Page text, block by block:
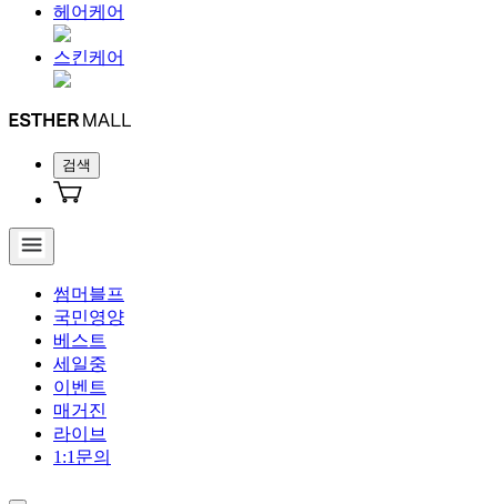
헤어케어
스킨케어
검색
썸머블프
국민영양
베스트
세일중
이벤트
매거진
라이브
1:1문의